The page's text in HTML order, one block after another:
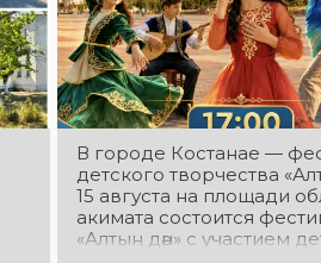
В городе Костанае —
детского творчества
15 августа на площади
акимата состоится
«Алтын дән» с участием